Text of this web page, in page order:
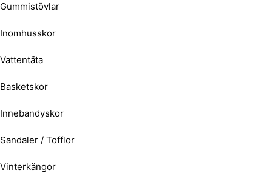
Gummistövlar
Inomhusskor
Vattentäta
Basketskor
Innebandyskor
Sandaler / Tofflor
Vinterkängor